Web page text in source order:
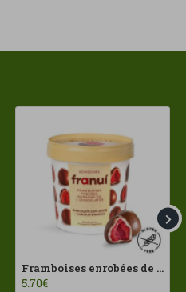
Framboises enrobées de chocolat au lait Franui 150 g Sans gluten
5.70€